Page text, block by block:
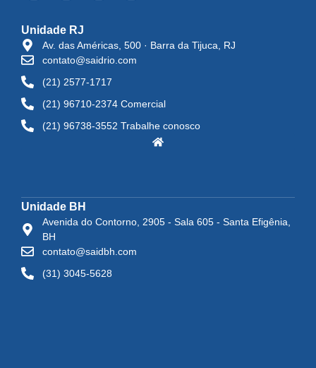
Unidade RJ
Av. das Américas, 500 · Barra da Tijuca, RJ
contato@saidrio.com
(21) 2577-1717
(21) 96710-2374 Comercial
(21) 96738-3552 Trabalhe conosco
Unidade BH
Avenida do Contorno, 2905 - Sala 605 - Santa Efigênia,
BH
contato@saidbh.com
(31) 3045-5628